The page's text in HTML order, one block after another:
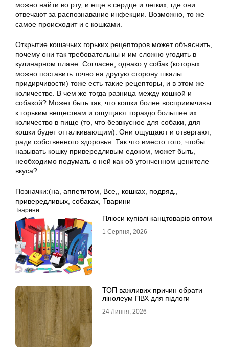
можно найти во рту, и еще в сердце и легких, где они
отвечают за распознавание инфекции. Возможно, то же
самое происходит и с кошками.
Открытие кошачьих горьких рецепторов может объяснить,
почему они так требовательны и им сложно угодить в
кулинарном плане. Согласен, однако у собак (которых
можно поставить точно на другую сторону шкалы
придирчивости) тоже есть такие рецепторы, и в этом же
количестве. В чем же тогда разница между кошкой и
собакой? Может быть так, что кошки более восприимчивы
к горьким веществам и ощущают гораздо большее их
количество в пище (то, что безвкусное для собаки, для
кошки будет отталкивающим). Они ощущают и отвергают,
ради собственного здоровья. Так что вместо того, чтобы
называть кошку привередливым едоком, может быть,
необходимо подумать о ней как об утонченном ценителе
вкуса?
Позначки:(на аппетитом Все, кошках подряд.
привередливых собаках Тварини
Тварини
Плюси купівлі канцтоварів оптом
1 Серпня, 2026
ТОП важливих причин обрати
лінолеум ПВХ для підлоги
24 Липня, 2026